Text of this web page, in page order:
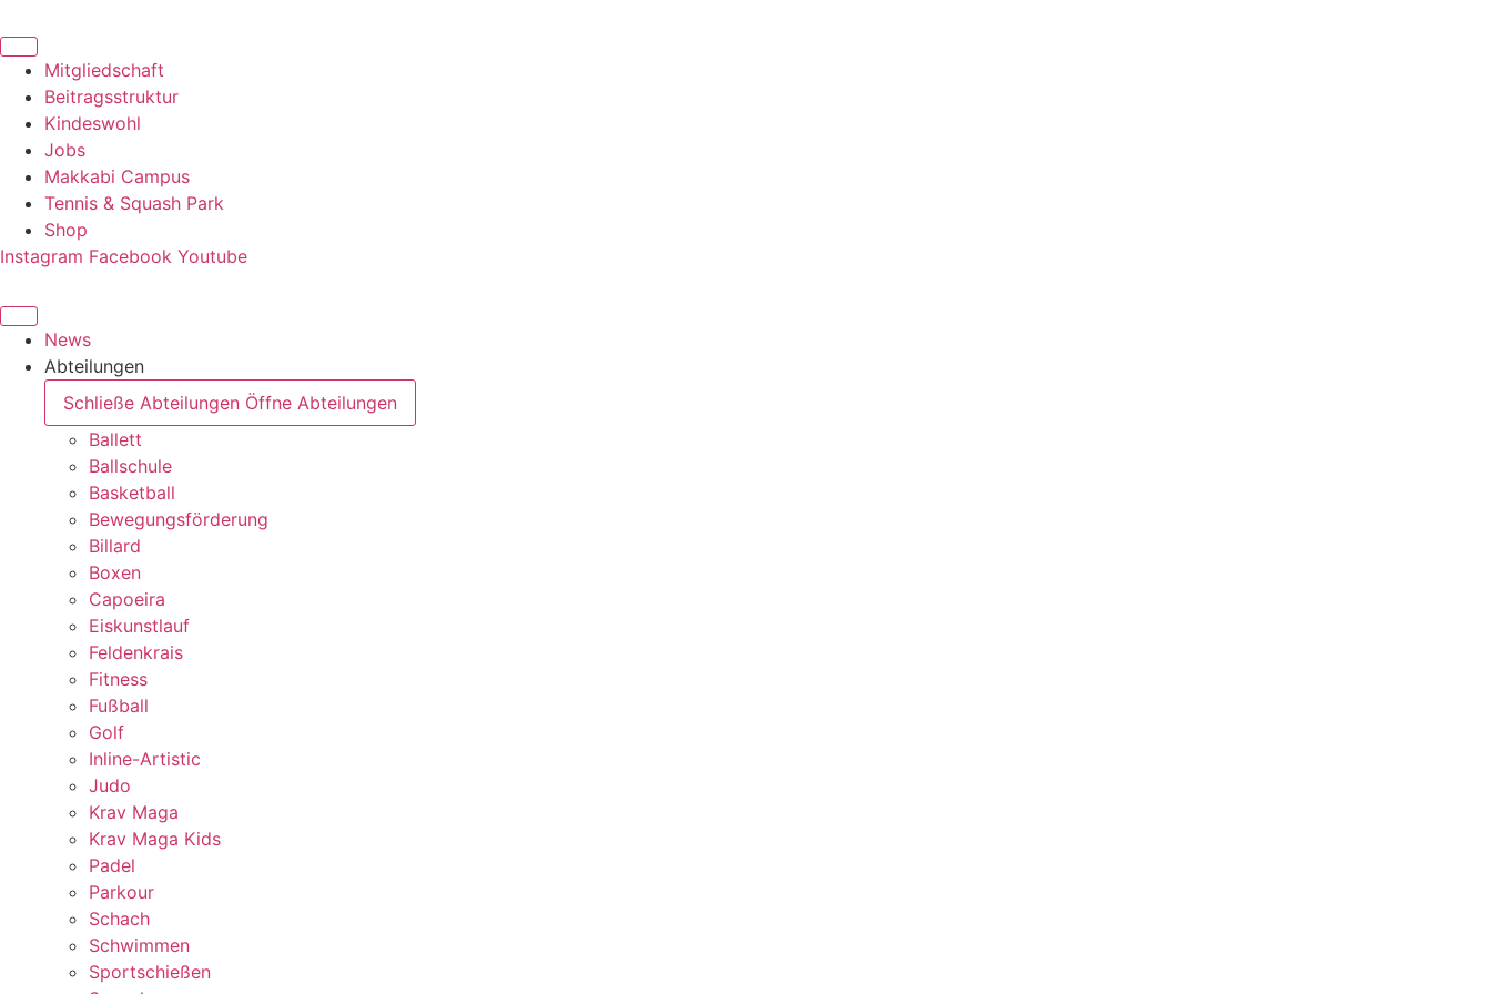
Inhalt
springenMitgliedschaft
Beitragsstruktur
Kindeswohl
Jobs
Makkabi Campus
Tennis & Squash Park
Shop
Instagram Facebook Youtube
News
Abteilungen
Schließe Abteilungen Öffne Abteilungen
Ballett
Ballschule
Basketball
Bewegungsförderung
Billard
Boxen
Capoeira
Eiskunstlauf
Feldenkrais
Fitness
Fußball
Golf
Inline-Artistic
Judo
Krav Maga
Krav Maga Kids
Padel
Parkour
Schach
Schwimmen
Sportschießen